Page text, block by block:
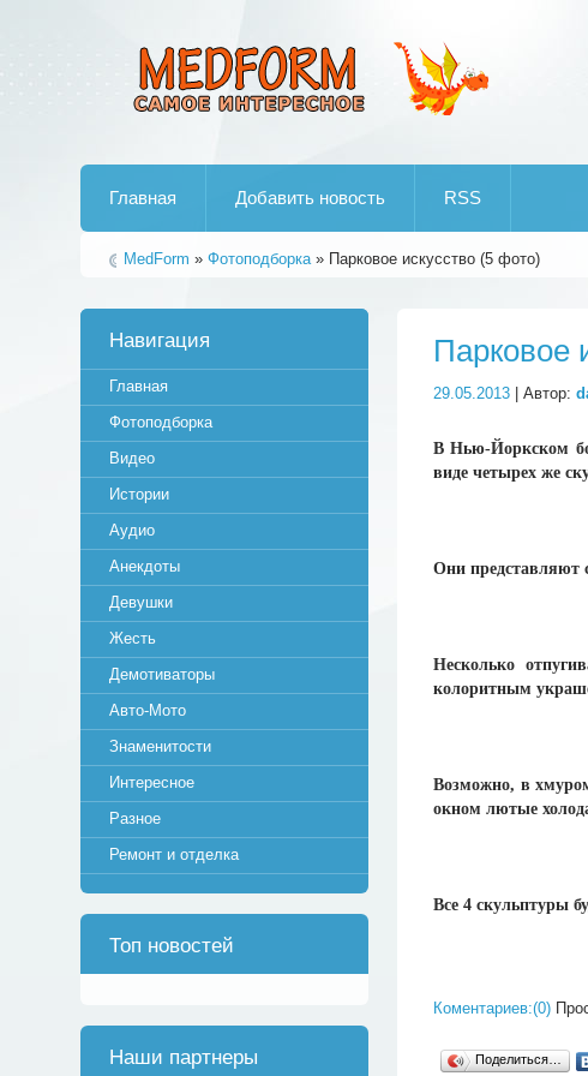
Главная Добавить новость RSS
MedForm »Фотоподборка» Парковое искусство (5 фото)
Парковое
29.05.2013 | Автор:
В Нью-Йоркском
виде четырех же
Они представляют
Несколько
колоритным
Возможно, в
окном лютые
Все 4 скульптуры
Коментариев:(0)
Поделиться…
Навигация
Главная
Фотоподборка
Видео
Истории
Аудио
Анекдоты
Девушки
Жесть
Демотиваторы
Авто-Мото
Знаменитости
Интересное
Разное
Ремонт и отделка
Топ новостей
Наши партнеры